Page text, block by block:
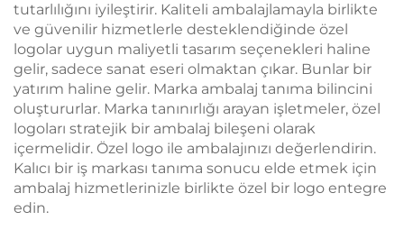
tutarlılığını iyileştirir. Kaliteli ambalajlamayla birlikte
ve güvenilir hizmetlerle desteklendiğinde özel
logolar uygun maliyetli tasarım seçenekleri haline
gelir, sadece sanat eseri olmaktan çıkar. Bunlar bir
yatırım haline gelir. Marka ambalaj tanıma bilincini
oluştururlar. Marka tanınırlığı arayan işletmeler, özel
logoları stratejik bir ambalaj bileşeni olarak
içermelidir. Özel logo ile ambalajınızı değerlendirin.
Kalıcı bir iş markası tanıma sonucu elde etmek için
ambalaj hizmetlerinizle birlikte özel bir logo entegre
edin.